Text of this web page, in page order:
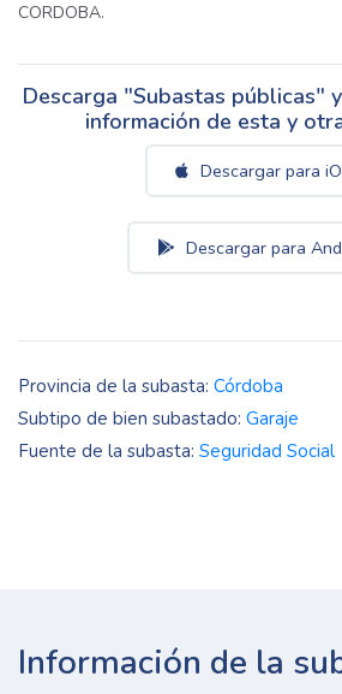
CORDOBA.
Descarga "Subastas públicas"
información de esta y
Descargar para
Descargar para
Provincia de la subasta: Córdoba
Subtipo de bien subastado: Garaje
Fuente de la subasta: Seguridad Social
Información de la